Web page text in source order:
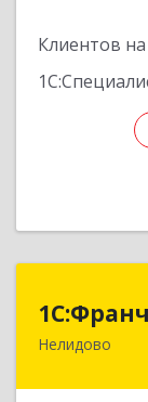
Клиентов
Нелидово
172527,